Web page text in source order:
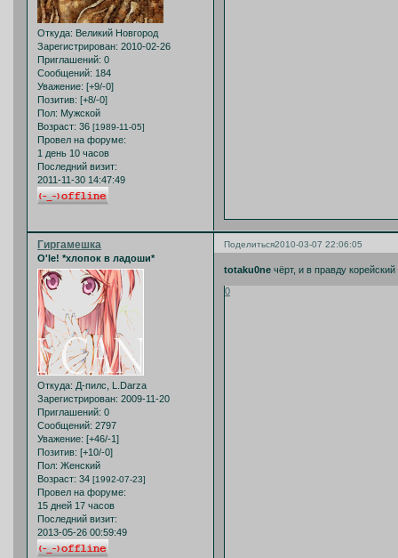
Откуда: Великий Новгород
Зарегистрирован: 2010-02-26
Приглашений: 0
Сообщений: 184
Уважение: [+9/-0]
Позитив: [+8/-0]
Пол: Мужской
Возраст: 36 [1989-11-05]
Провел на форуме:
1 день 10 часов
Последний визит:
2011-11-30 14:47:49
Поделиться2010-03-07 22:06:05
Гиргамешка
O'le! *хлопок в ладоши*
Откуда: Д-пилс, L.Darza
Зарегистрирован: 2009-11-20
Приглашений: 0
Сообщений: 2797
Уважение: [+46/-1]
Позитив: [+10/-0]
Пол: Женский
Возраст: 34 [1992-07-23]
Провел на форуме:
15 дней 17 часов
Последний визит:
2013-05-26 00:59:49
totaku0ne чёрт, и в правду
0